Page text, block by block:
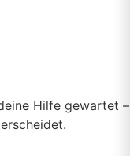
Hilfe gewartet –